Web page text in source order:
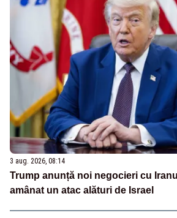
3 aug. 2026, 08:14
Trump anunță noi negocieri cu
amânat un atac alături de Israel